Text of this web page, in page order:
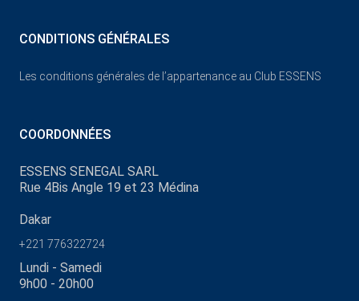
CONDITIONS GÉNÉRALES
Les conditions générales de l’appartenance au Club ESSENS
COORDONNÉES
ESSENS SENEGAL SARL
Rue 4Bis Angle 19 et 23 Médina
Dakar
+221 776322724
Lundi - Samedi
9h00 - 20h00